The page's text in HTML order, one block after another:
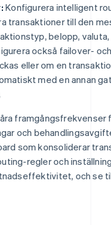
Konfigurera intelligent
transaktioner till den
belopp,
också failover-
eller om en
med en annan
framgångsfrekvenser
och
som konsoliderar
regler och
och se